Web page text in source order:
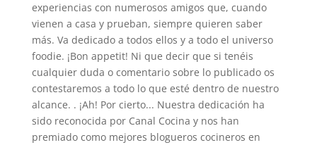
experiencias con numerosos amigos que, cuando
vienen a casa y prueban, siempre quieren saber
más. Va dedicado a todos ellos y a todo el universo
foodie. ¡Bon appetit! Ni que decir que si tenéis
cualquier duda o comentario sobre lo publicado os
contestaremos a todo lo que esté dentro de nuestro
alcance. . ¡Ah! Por cierto... Nuestra dedicación ha
sido reconocida por Canal Cocina y nos han
premiado como mejores blogueros cocineros en